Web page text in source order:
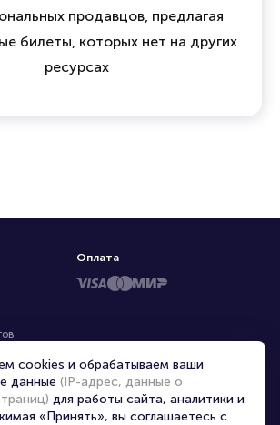
продавцов, предлагая
билеты, которых нет на других
ресурсах
Оплата
cookies и обрабатываем ваши
данные (IP-адрес, данные о
для работы сайта, аналитики и
«Принять», вы соглашаетесь с